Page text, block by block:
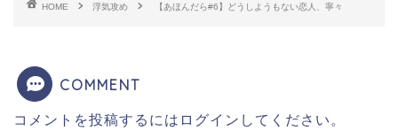
HOME 浮気攻め 【あほんだら#6】どうしようもない恋人、寧々
COMMENT
コメントを投稿するには ログイン してください。